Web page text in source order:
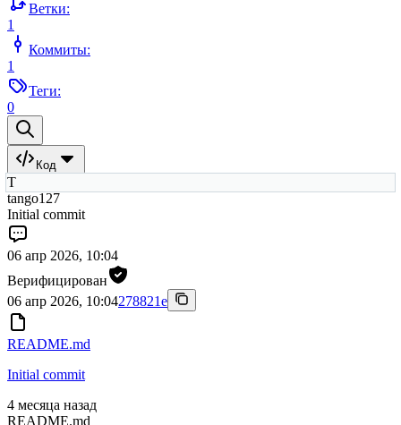
Ветки:
1
Коммиты:
1
Теги:
0
Код
T
tango127
Initial commit
06 апр 2026, 10:04
Верифицирован
06 апр 2026, 10:04278821e
README.md
Initial commit
4 месяца назад
README.md